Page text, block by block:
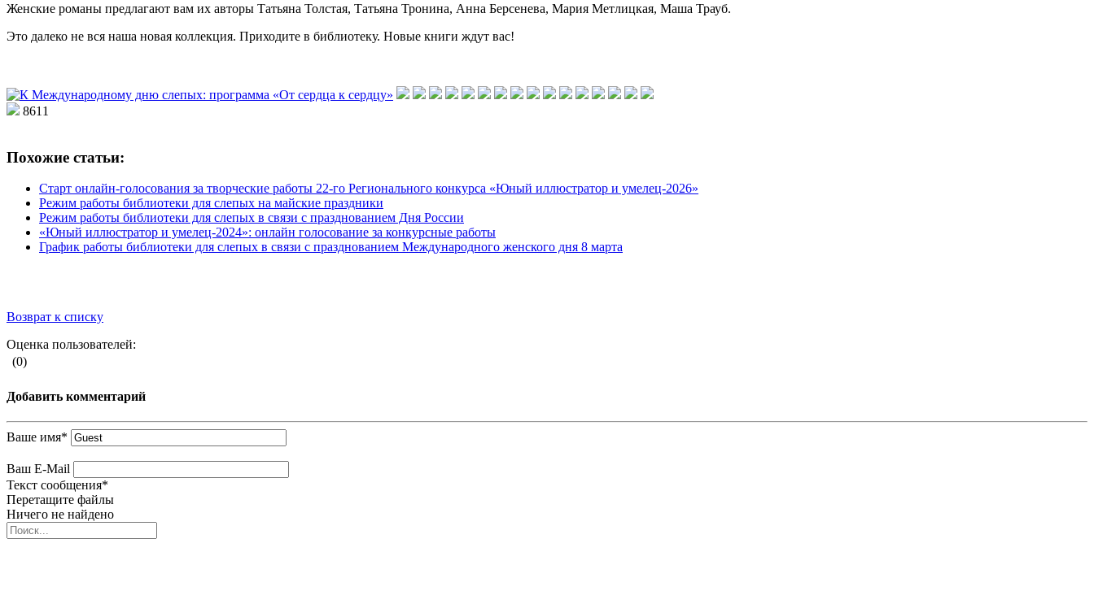
Женские романы предлагают вам их авторы Татьяна Толстая, Татьяна Тронина, Анна Берсенева, Мария Метлицкая, Маша Трауб.
Это далеко не вся наша новая коллекция. Приходите в библиотеку. Новые книги ждут вас!
8611
Похожие статьи:
Старт онлайн-голосования за творческие работы 22-го Регионального конкурса «Юный иллюстратор и умелец-2026»
Режим работы библиотеки для слепых на майские праздники
Режим работы библиотеки для слепых в связи с празднованием Дня России
«Юный иллюстратор и умелец-2024»: онлайн голосование за конкурсные работы
График работы библиотеки для слепых в связи с празднованием Международного женского дня 8 марта
Возврат к списку
Оценка пользователей:
(0)
Добавить комментарий
Ваше имя*
Ваш E-Mail
Текст сообщения*
Перетащите файлы
Ничего не найдено